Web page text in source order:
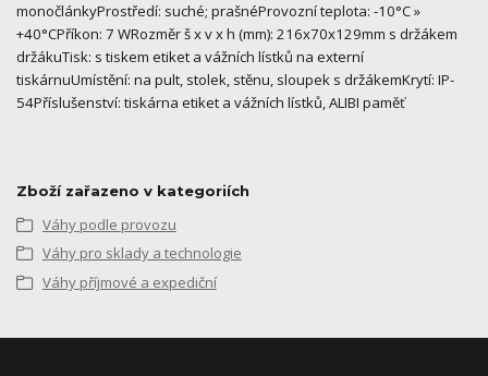
monočlánkyProstředí: suché; prašnéProvozní teplota: -10°C »
+40°CPříkon: 7 WRozměr š x v x h (mm): 216x70x129mm s držákem
držákuTisk: s tiskem etiket a vážních lístků na externí
tiskárnuUmístění: na pult, stolek, stěnu, sloupek s držákemKrytí: IP-
54Příslušenství: tiskárna etiket a vážních lístků, ALIBI paměť
Zboží zařazeno v kategoriích
Váhy podle provozu
Váhy pro sklady a technologie
Váhy příjmové a expediční